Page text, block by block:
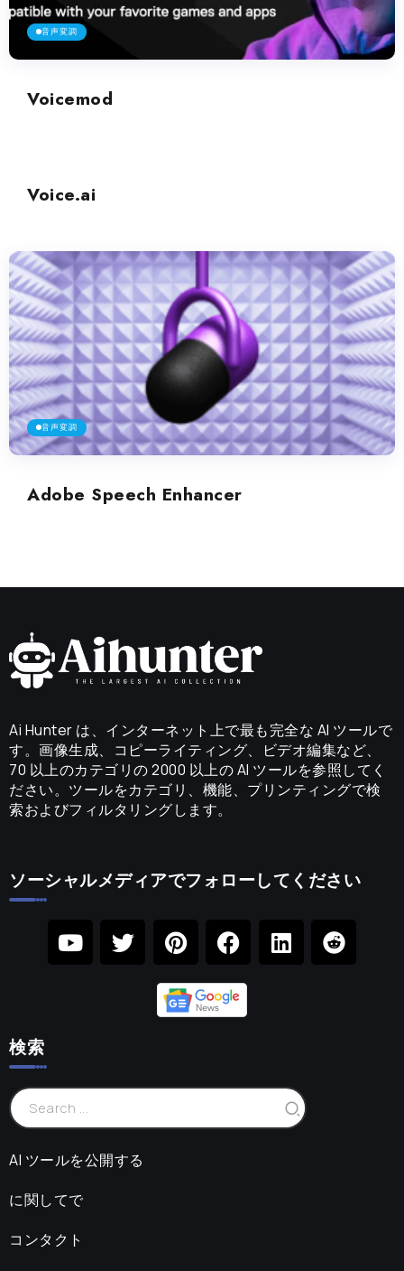
音声変調
Voicemod
Voice.ai
音声変調
Adobe Speech Enhancer
Ai Hunter は、インターネット上で最も完全な AI ツールで
す。画像生成、コピーライティング、ビデオ編集など、
70 以上のカテゴリの 2000 以上の AI ツールを参照してく
ださい。ツールをカテゴリ、機能、プリンティングで検
索およびフィルタリングします。
ソーシャルメディアでフォローしてください
検索
AI ツールを公開する
に関してで
コンタクト